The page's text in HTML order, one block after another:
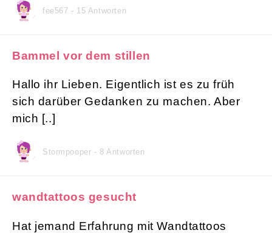
fee567 - 15 Antworten
Bammel vor dem stillen
Hallo ihr Lieben. Eigentlich ist es zu früh
sich darüber Gedanken zu machen. Aber
mich [..]
Stormpooper - 8 Antworten
wandtattoos gesucht
Hat jemand Erfahrung mit Wandtattoos